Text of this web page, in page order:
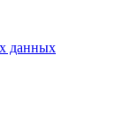
данных